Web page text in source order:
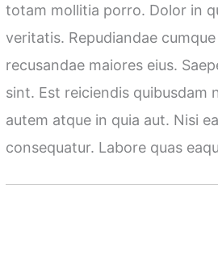
totam mollitia porro. Dolor in
veritatis. Repudiandae
recusandae maiores eius.
sint. Est reiciendis quibusdam
autem atque in quia aut. Nisi
consequatur. Labore quas